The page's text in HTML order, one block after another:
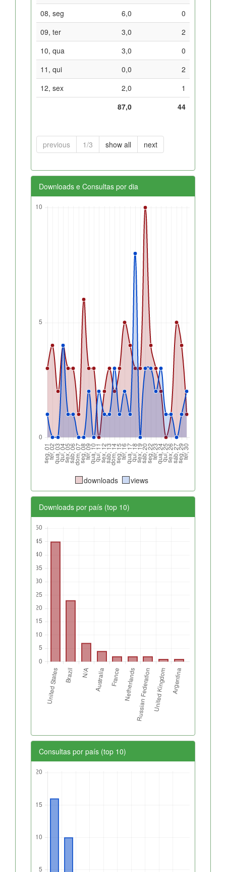
08, seg
6,0
0
09, ter
3,0
2
10, qua
3,0
0
11, qui
0,0
2
12, sex
2,0
1
87,0
44
previous 1/3 show all next
Downloads e Consultas por dia
downloads views
Downloads por país (top 10)
Consultas por país (top 10)